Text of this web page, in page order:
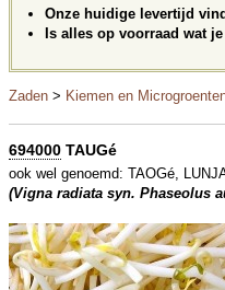
Onze huidige levertijd
Is alles op voorraad wat
Zaden > Kiemen en
694000 TAUGé
ook wel genoemd: TAOGé,
(Vigna radiata syn. Phaseolus